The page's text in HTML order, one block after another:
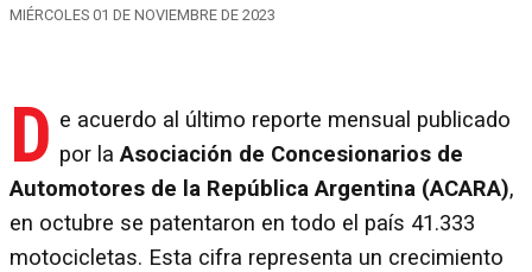
MIÉRCOLES 01 DE NOVIEMBRE DE 2023
D e acuerdo al último reporte mensual publicado
por laAsociación de Concesionarios de
Automotores de la República Argentina (ACARA),
en octubre se patentaron en todo el país 41.333
motocicletas. Esta cifra representa un crecimiento